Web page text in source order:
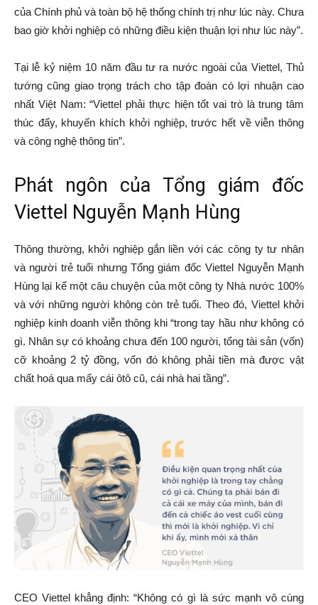
của Chính phủ và toàn bộ hệ thống chính trị như lúc này. Chưa
bao giờ khởi nghiệp có những điều kiện thuận lợi như lúc này”.
Tại lễ kỷ niệm 10 năm đầu tư ra nước ngoài của Viettel, Thủ
tướng cũng giao trọng trách cho tập đoàn có lợi nhuận cao
nhất Việt Nam: “Viettel phải thực hiện tốt vai trò là trung tâm
thúc đẩy, khuyến khích khởi nghiệp, trước hết về viễn thông
và công nghệ thông tin”.
Phát ngôn của Tổng giám đốc
Viettel Nguyễn Mạnh Hùng
Thông thường, khởi nghiệp gắn liền với các công ty tư nhân
và người trẻ tuổi nhưng Tổng giám đốc Viettel Nguyễn Mạnh
Hùng lại kể một câu chuyện của một công ty Nhà nước 100%
và với những người không còn trẻ tuổi. Theo đó, Viettel khởi
nghiệp kinh doanh viễn thông khi “trong tay hầu như không có
gì. Nhân sự có khoảng chưa đến 100 người, tổng tài sản (vốn)
cỡ khoảng 2 tỷ đồng, vốn đó không phải tiền mà được vật
chất hoá qua mấy cái ôtô cũ, cái nhà hai tầng”.
CEO Viettel khẳng định: “Không có gì là sức mạnh vô cùng